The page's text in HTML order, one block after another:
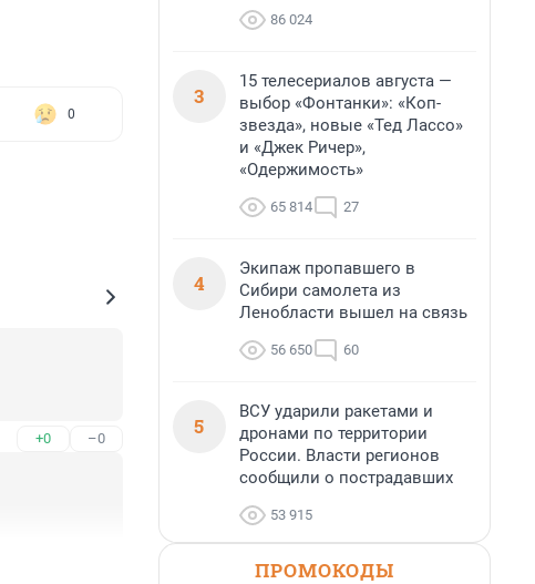
0
+0 –0
86 024
3
15 телесериалов августа —
выбор «Фонтанки»: «Коп-
звезда», новые «Тед Лассо»
и «Джек Ричер»,
«Одержимость»
65 814 27
4
Экипаж пропавшего в
Сибири самолета из
Ленобласти вышел на связь
56 650 60
5
ВСУ ударили ракетами и
дронами по территории
России. Власти регионов
сообщили о пострадавших
53 915
ПРОМОКОДЫ